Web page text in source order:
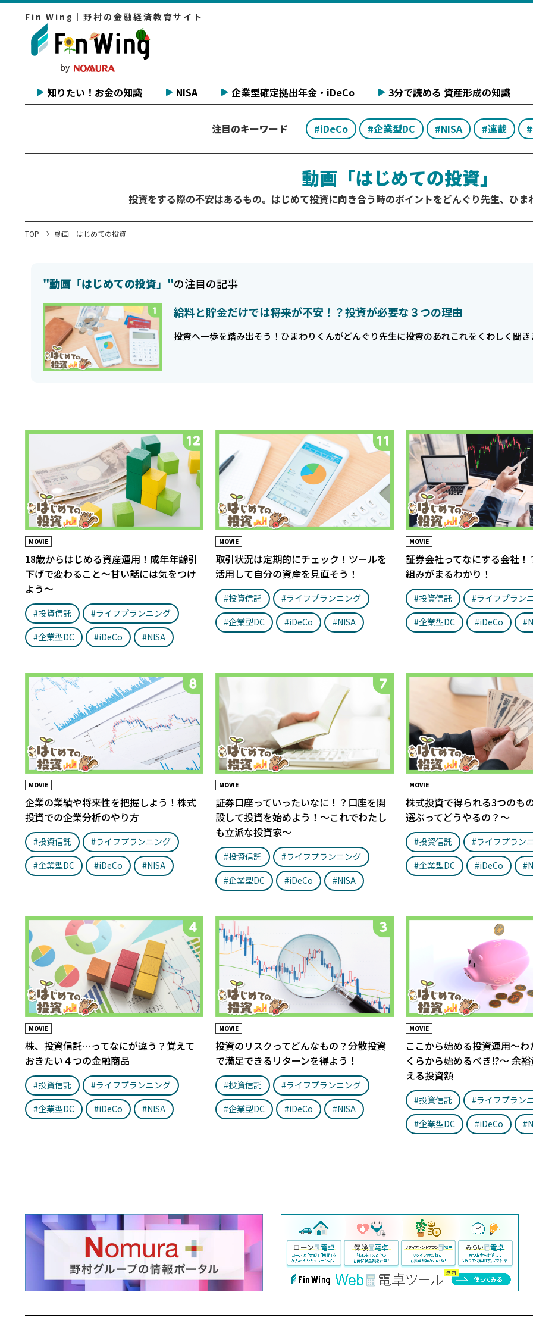
Fin Wing｜野村の金融経済教育サイト
知りたい！お金の知識 NISA 企業型確定拠出年金・iDeCo 3分で読める 資産形成の知識
注目のキーワード #iDeCo #企業型DC #NISA #連載
動画「はじめての投資」
投資をする際の不安はあるもの。はじめて投資に向き合う時のポイントをどんぐり先生、ひ
TOP 動画「はじめての投資」
"動画「はじめての投資」"の注目の記事
給料と貯金だけでは将来が不安！？投資が必要な３つの理由
投資へ一歩を踏み出そう！ひまわりくんがどんぐり先生に投資のあれこれをくわしく聞き
MOVIE
18歳からはじめる資産運用！成年年齢引
下げで変わること〜甘い話には気をつけ
よう〜
#投資信託
#ライフプランニング
#企業型DC
#iDeCo #NISA
MOVIE
取引状況は定期的にチェック！ツールを
活用して自分の資産を見直そう！
#投資信託
#ライフプランニング
#企業型DC
#iDeCo #NISA
MOVIE
証券会社ってなにする会社！
組みがまるわかり！
#投資信託
#ライフプラン
#企業型DC
#iDeCo
MOVIE
企業の業績や将来性を把握しよう！株式
投資での企業分析のやり方
#投資信託
#ライフプランニング
#企業型DC
#iDeCo #NISA
MOVIE
証券口座っていったいなに！？口座を開
設して投資を始めよう！〜これでわたし
も立派な投資家〜
#投資信託
#ライフプランニング
#企業型DC
#iDeCo #NISA
MOVIE
株式投資で得られる3つのも
選ぶってどうやるの？〜
#投資信託
#ライフプラン
#企業型DC
#iDeCo
MOVIE
株、投資信託…ってなにが違う？覚えて
おきたい４つの金融商品
#投資信託
#ライフプランニング
#企業型DC
#iDeCo #NISA
MOVIE
投資のリスクってどんなもの？分散投資
で満足できるリターンを得よう！
#投資信託
#ライフプランニング
#企業型DC
#iDeCo #NISA
MOVIE
ここから始める投資運用〜
くらから始めるべき!?〜 余
える投資額
#投資信託
#ライフプラン
#企業型DC
#iDeCo